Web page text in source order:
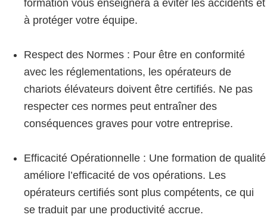
formation vous enseignera à éviter les accidents et
à protéger votre équipe.
Respect des Normes : Pour être en conformité
avec les réglementations, les opérateurs de
chariots élévateurs doivent être certifiés. Ne pas
respecter ces normes peut entraîner des
conséquences graves pour votre entreprise.
Efficacité Opérationnelle : Une formation de qualité
améliore l’efficacité de vos opérations. Les
opérateurs certifiés sont plus compétents, ce qui
se traduit par une productivité accrue.